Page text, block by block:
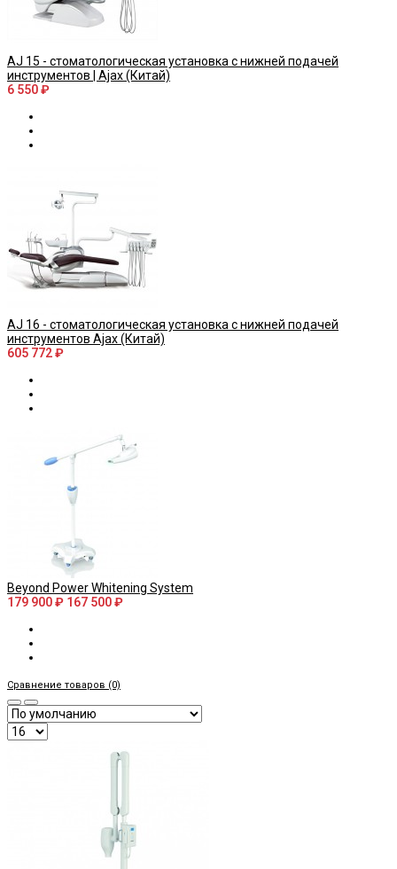
AJ 15 - стоматологическая установка с нижней подачей
инструментов | Ajax (Китай)
6 550 ₽
AJ 16 - стоматологическая установка с нижней подачей
инструментов Ajax (Китай)
605 772 ₽
Beyond Power Whitening System
179 900 ₽ 167 500 ₽
Сравнение товаров (0)